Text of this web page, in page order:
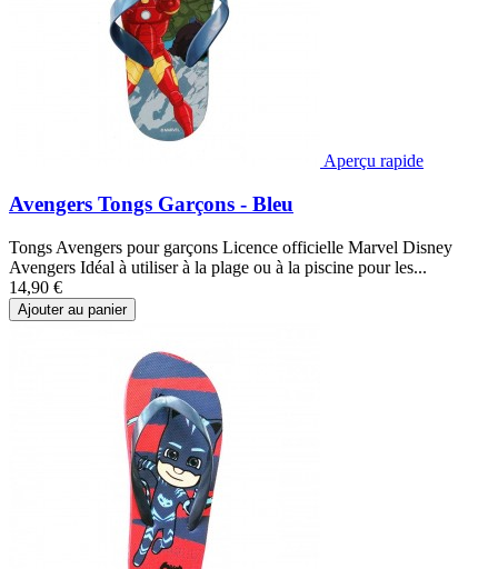
Aperçu rapide
Avengers Tongs Garçons - Bleu
Tongs Avengers pour garçons Licence officielle Marvel Disney
Avengers Idéal à utiliser à la plage ou à la piscine pour les...
14,90 €
Ajouter au panier